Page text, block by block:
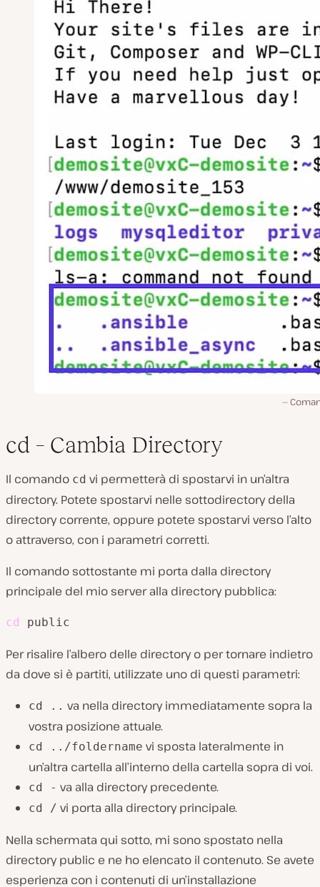
cd – Cambia Directory
Il comando cd vi permetterà di spostarvi in un’altra
directory. Potete spostarvi nelle sottodirectory della
directory corrente, oppure potete spostarvi verso l’alto
o attraverso, con i parametri corretti.
Il comando sottostante mi porta dalla directory
principale del mio server alla directory pubblica:
cd public
Per risalire l’albero delle directory o per tornare indietro
da dove si è partiti, utilizzate uno di questi parametri:
cd .. va nella directory immediatamente sopra la
vostra posizione attuale.
cd ../foldername vi sposta lateralmente in
un’altra cartella all’interno della cartella sopra di voi.
cd - va alla directory precedente.
cd / vi porta alla directory principale.
Nella schermata qui sotto, mi sono spostato nella
directory public e ne ho elencato il contenuto. Se avete
esperienza con i contenuti di un’installazione